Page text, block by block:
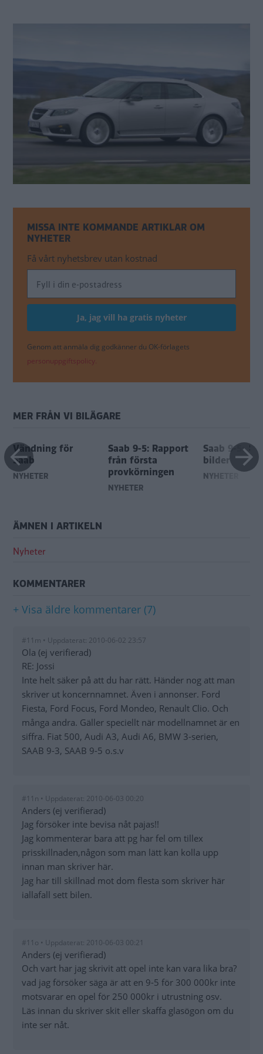
MISSA INTE KOMMANDE ARTIKLAR OM
NYHETER
Få vårt nyhetsbrev utan kostnad
Genom att anmäla dig godkänner du OK-förlagets
personuppgiftspolicy.
MER FRÅN VI BILÄGARE
Vändning för
Saab
NYHETER
Saab 9-5: Rapport
från första
provkörningen
NYHETER
Saab 9-5: 40
bilder
NYHETER
ÄMNEN I ARTIKELN
Nyheter
KOMMENTARER
+ Visa äldre kommentarer (7)
#11m • Uppdaterat: 2010-06-02 23:57
Ola (ej verifierad)
RE: Jossi
Inte helt säker på att du har rätt. Händer nog att man
skriver ut koncernnamnet. Även i annonser. Ford
Fiesta, Ford Focus, Ford Mondeo, Renault Clio. Och
många andra. Gäller speciellt när modellnamnet är en
siffra. Fiat 500, Audi A3, Audi A6, BMW 3-serien,
SAAB 9-3, SAAB 9-5 o.s.v
#11n • Uppdaterat: 2010-06-03 00:20
Anders (ej verifierad)
Jag försöker inte bevisa nåt pajas!!
Jag kommenterar bara att pg har fel om tillex
prisskillnaden,någon som man lätt kan kolla upp
innan man skriver här.
Jag har till skillnad mot dom flesta som skriver här
iallafall sett bilen.
#11o • Uppdaterat: 2010-06-03 00:21
Anders (ej verifierad)
Och vart har jag skrivit att opel inte kan vara lika bra?
vad jag försöker säga är att en 9-5 för 300 000kr inte
motsvarar en opel för 250 000kr i utrustning osv.
Läs innan du skriver skit eller skaffa glasögon om du
inte ser nåt.